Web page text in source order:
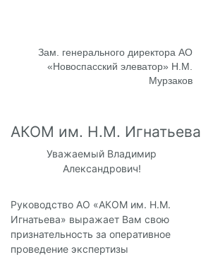
Зам. генерального директора АО
«Новоспасский элеватор» Н.М.
Мурзаков
АКОМ им. Н.М. Игнатьева
Уважаемый Владимир
Александрович!
Руководство АО «АКОМ им. Н.М.
Игнатьева» выражает Вам свою
признательность за оперативное
проведение экспертизы